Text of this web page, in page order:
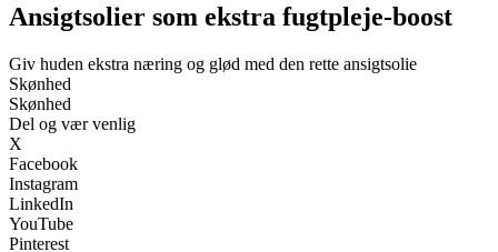
Ansigtsolier som ekstra fugtpleje-boost
Giv huden ekstra næring og glød med den rette ansigtsolie
Skønhed
Skønhed
Del og vær venlig
X
Facebook
Instagram
LinkedIn
YouTube
Pinterest